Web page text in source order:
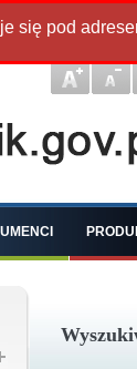
się pod